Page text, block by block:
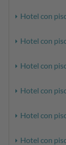
Hotel con
Hotel con
Hotel con
Hotel con
Hotel con
Hotel con